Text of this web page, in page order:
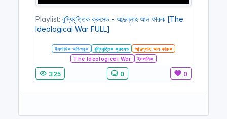
Playlist: বুদ্ধিবৃত্তিক ক্রুসেড - আব্দুল্লাহ আল ফারুক [The
Ideological War FULL]
ইসলামিক অডিওবুক বুদ্ধিবৃত্তিক ক্রুসেড
আব্দুল্লাহ আল ফারুক
The Ideological War
ইসলামিক
325 0 0